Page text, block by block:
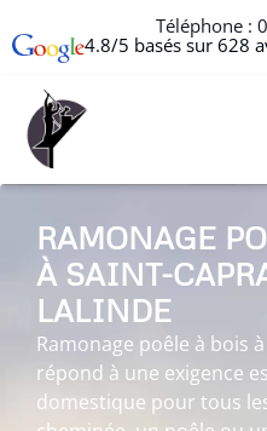
Téléphone :
4.8/5 basés sur 628
RAMONAGE
À SAINT-
LALINDE
Ramonage poêle à bois
répond à une exigence
domestique pour tous